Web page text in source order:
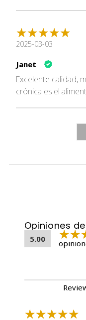
2025-03-03
Janet
Excelente calidad,
crónica es el
Opiniones
5.00